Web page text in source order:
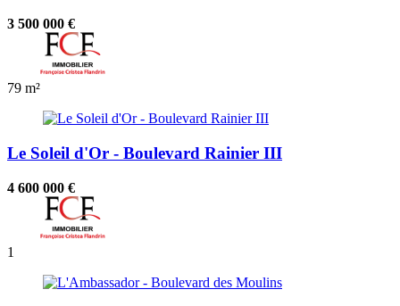
3 500 000 €
79 m²
Le Soleil d'Or - Boulevard Rainier III
4 600 000 €
1